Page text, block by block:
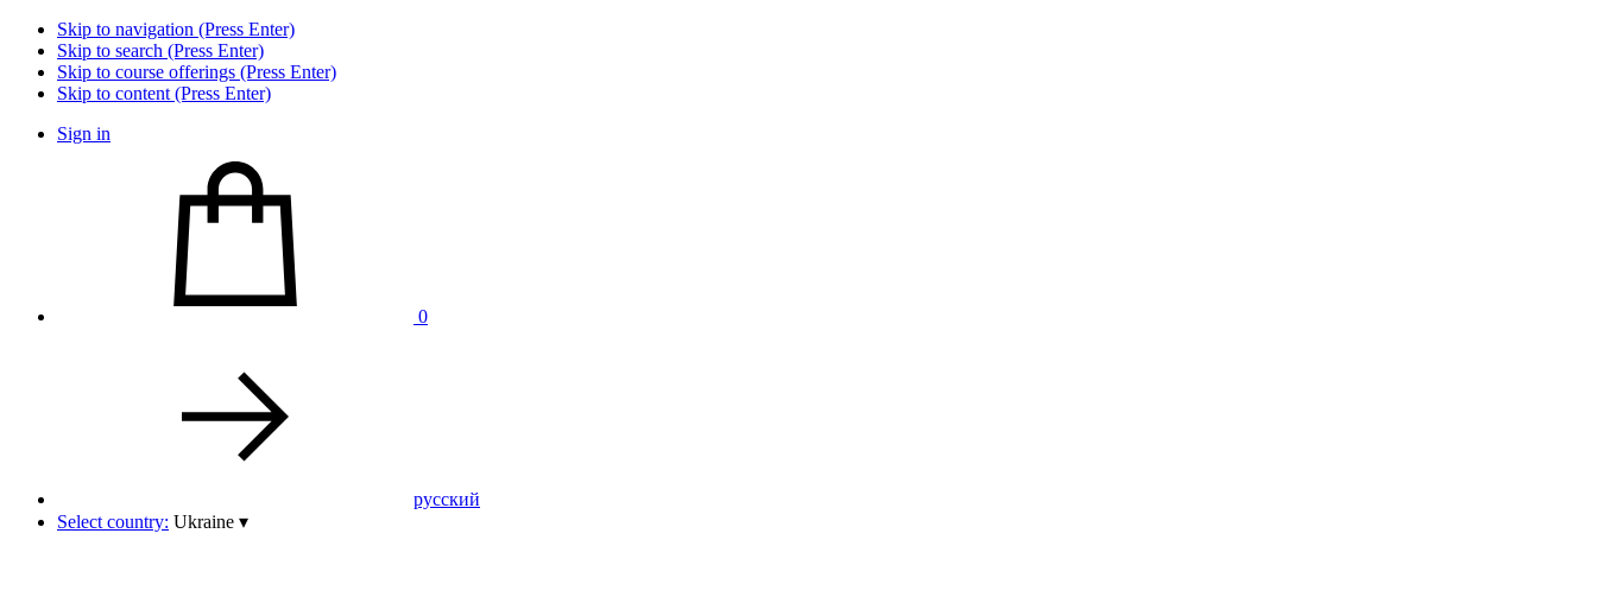
Skip to navigation (Press Enter)
Skip to search (Press Enter)
Skip to course offerings (Press Enter)
Skip to content (Press Enter)
Sign in
0
pусский
Select country: Ukraine ▾